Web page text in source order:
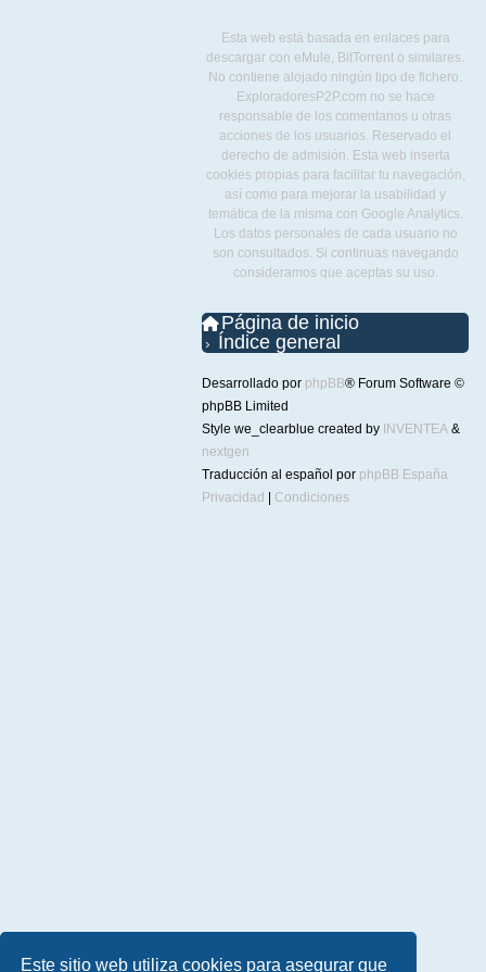
Este sitio web utiliza cookies para asegurar que
Esta web está basada en enlaces para
descargar con eMule, BitTorrent o similares.
No contiene alojado ningún tipo de fichero.
ExploradoresP2P.com no se hace
responsable de los comentarios u otras
acciones de los usuarios. Reservado el
derecho de admisión. Esta web inserta
cookies propias para facilitar tu navegación,
así como para mejorar la usabilidad y
temática de la misma con Google Analytics.
Los datos personales de cada usuario no
son consultados. Si continuas navegando
consideramos que aceptas su uso.
Página de inicio
Índice general
Desarrollado por phpBB® Forum Software ©
phpBB Limited
Style we_clearblue created by INVENTEA &
nextgen
Traducción al español por phpBB España
Privacidad
Condiciones